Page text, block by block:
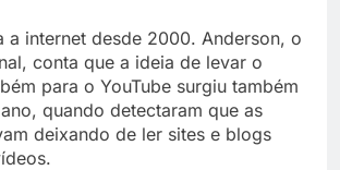
a internet desde 2000. Anderson, o
conta que a ideia de levar o
para o YouTube surgiu também
quando detectaram que as
deixando de ler sites e blogs